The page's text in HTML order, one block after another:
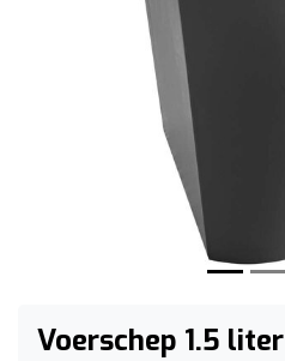
Voerschep 1.5 liter